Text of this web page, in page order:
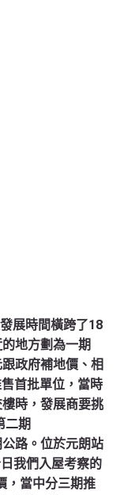
展時間橫跨了18
地方劃為一期
政府補地價、相
首批單位，當時
時，發展商要挑
二期
路。位於元朗站
我們入屋考察的
，當中分三期推